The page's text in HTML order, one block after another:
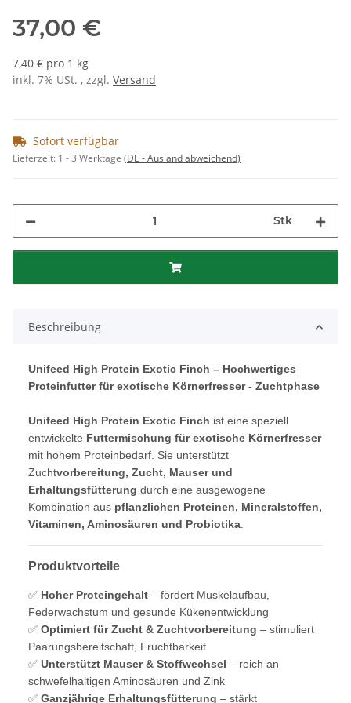
37,00 €
7,40 € pro 1 kg
inkl. 7% USt. , zzgl. Versand
Sofort verfügbar
Lieferzeit: 1 - 3 Werktage (DE - Ausland abweichend)
Stk
Beschreibung
Unifeed High Protein Exotic Finch – Hochwertiges
Proteinfutter für exotische Körnerfresser - Zuchtphase
Unifeed High Protein Exotic Finch ist eine speziell
entwickelte Futtermischung für exotische Körnerfresser
mit hohem Proteinbedarf. Sie unterstützt
Zuchtvorbereitung, Zucht, Mauser und
Erhaltungsfütterung durch eine ausgewogene
Kombination aus pflanzlichen Proteinen, Mineralstoffen,
Vitaminen, Aminosäuren und Probiotika
Produktvorteile
✅ Hoher Proteingehalt – fördert Muskelaufbau,
Federwachstum und gesunde Kükenentwicklung
✅ Optimiert für Zucht & Zuchtvorbereitung – stimuliert
Paarungsbereitschaft, Fruchtbarkeit
✅ Unterstützt Mauser & Stoffwechsel – reich an
schwefelhaltigen Aminosäuren und Zink
✅ Ganzjährige Erhaltungsfütterung – stärkt